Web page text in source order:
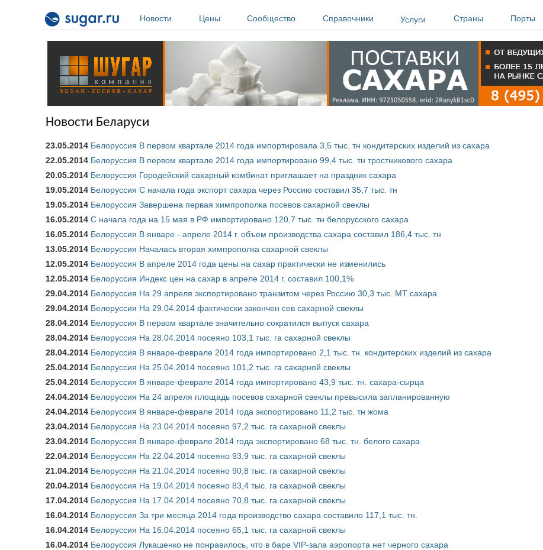
Новости
Цены Сообщество Справочники Услуги Страны Порты
Новости Беларуси
23.05.2014 Белоруссия В первом квартале 2014 года импортировала 3,5 тыс. тн кондитерских изделий из сахара
22.05.2014 Белоруссия В первом квартале 2014 года импортировано 99,4 тыс. тн тростникового сахара
20.05.2014 Белоруссия Городейский сахарный комбинат приглашает на праздник сахара
19.05.2014 Белоруссия С начала года экспорт сахара через Россию составил 35,7 тыс. тн
19.05.2014 Белоруссия Завершена первая химпрополка посевов сахарной свеклы
16.05.2014 С начала года на 15 мая в РФ импортировано 120,7 тыс. тн белорусского сахара
16.05.2014 Белоруссия В январе - апреле 2014 г. объем производства сахара составил 186,4 тыс. тн
13.05.2014 Белоруссия Началась вторая химпрополка сахарной свеклы
12.05.2014 Белоруссия В апреле 2014 года цены на сахар практически не изменились
12.05.2014 Белоруссия Индекс цен на сахар в апреле 2014 г. составил 100,1%
29.04.2014 Белоруссия На 29 апреля экспортировано транзитом через Россию 30,3 тыс. МТ сахара
29.04.2014 Белоруссия На 29.04.2014 фактически закончен сев сахарной свеклы
28.04.2014 Белоруссия В первом квартале значительно сократился выпуск сахара
28.04.2014 Белоруссия На 28.04.2014 посеяно 103,1 тыс. га сахарной свеклы
28.04.2014 Белоруссия В январе-феврале 2014 года импортировано 2,1 тыс. тн. кондитерских изделий из сахара
25.04.2014 Белоруссия На 25.04.2014 посеяно 101,2 тыс. га сахарной свеклы
25.04.2014 Белоруссия В январе-феврале 2014 года импортировано 43,9 тыс. тн. сахара-сырца
24.04.2014 Белоруссия На 24 апреля площадь посевов сахарной свеклы превысила запланированную
24.04.2014 Белоруссия В январе-феврале 2014 года экспортировано 11,2 тыс. тн жома
23.04.2014 Белоруссия На 23.04.2014 посеяно 97,2 тыс. га сахарной свеклы
23.04.2014 Белоруссия В январе-феврале 2014 года экспортировано 68 тыс. тн. белого сахара
22.04.2014 Белоруссия На 22.04.2014 посеяно 93,9 тыс. га сахарной свеклы
21.04.2014 Белоруссия На 21.04.2014 посеяно 90,8 тыс. га сахарной свеклы
20.04.2014 Белоруссия На 19.04.2014 посеяно 83,4 тыс. га сахарной свеклы
17.04.2014 Белоруссия На 17.04.2014 посеяно 70,8 тыс. га сахарной свеклы
16.04.2014 Белоруссия За три месяца 2014 года производство сахара составило 117,1 тыс. тн.
16.04.2014 Белоруссия На 16.04.2014 посеяно 65,1 тыс. га сахарной свеклы
16.04.2014 Белоруссия Лукашенко не понравилось, что в баре VIP-зала аэропорта нет черного сахара